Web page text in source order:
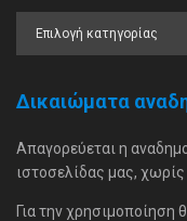
Δικαιώματα
Απαγορεύεται η
ιστοσελίδας μας,
Για την